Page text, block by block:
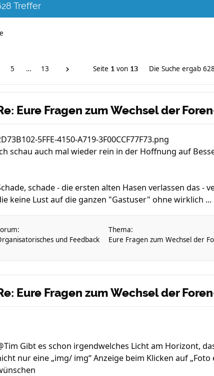
Treffer
5 … 13 Seite 1 von 13 Die Suche ergab
Eure Fragen zum Wechsel der
5FFE-4150-A719-3F00CCF77F73.png
schau auch mal wieder rein in der Hoffnung auf
schade - die ersten alten Hasen verlassen das
keine Lust auf die ganzen "Gastuser" ohne wirklich ...
und Feedback
Thema:
Eure Fragen zum Wechsel der
Eure Fragen zum Wechsel der
Gibt es schon irgendwelches Licht am Horizont,
nur eine „img/ img“ Anzeige beim Klicken auf